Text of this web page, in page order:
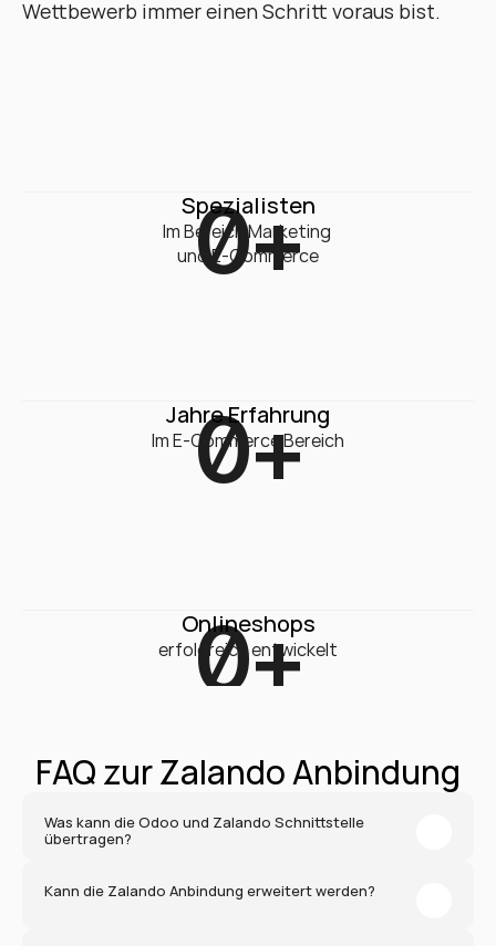
Wettbewerb immer einen Schritt voraus bist.
0+
Spezialisten
Im Bereich Marketing
und E-Commerce
0+
Jahre Erfahrung
Im E-Commerce Bereich
0+
Onlineshops
erfolgreich entwickelt
FAQ zur Zalando Anbindung
Was kann die Odoo und Zalando Schnittstelle
übertragen?
Kann die Zalando Anbindung erweitert werden?